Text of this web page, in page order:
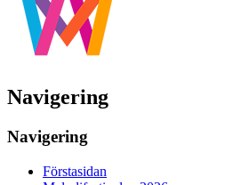
Navigering
Navigering
Förstasidan